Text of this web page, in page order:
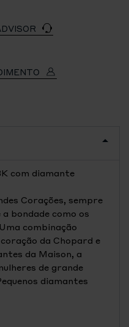
com diamante
Corações, sempre
bondade como os
combinação
da Chopard e
da Maison, a
de grande
diamantes